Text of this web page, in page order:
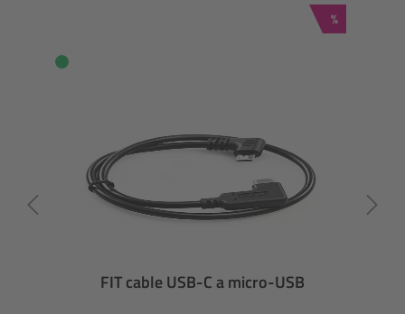
Descuento
%
FIT cable USB-C a micro-USB